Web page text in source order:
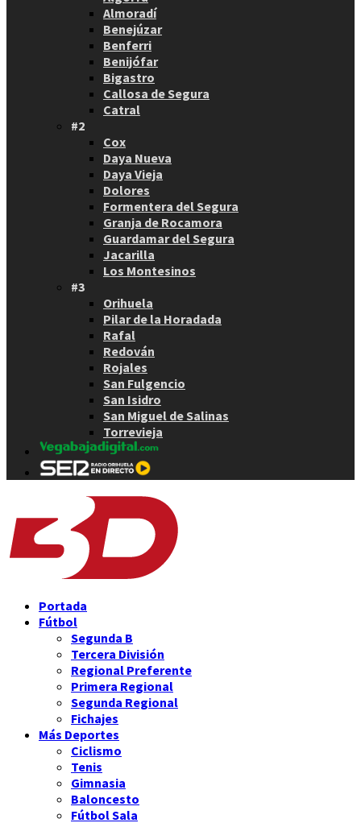
Almoradí
Benejúzar
Benferri
Benijófar
Bigastro
Callosa de Segura
Catral
#2
Cox
Daya Nueva
Daya Vieja
Dolores
Formentera del Segura
Granja de Rocamora
Guardamar del Segura
Jacarilla
Los Montesinos
#3
Orihuela
Pilar de la Horadada
Rafal
Redován
Rojales
San Fulgencio
San Isidro
San Miguel de Salinas
Torrevieja
Portada
Fútbol
Segunda B
Tercera División
Regional Preferente
Primera Regional
Segunda Regional
Fichajes
Más Deportes
Ciclismo
Tenis
Gimnasia
Baloncesto
Fútbol Sala